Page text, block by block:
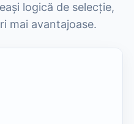
logică de selecție,
mai avantajoase.